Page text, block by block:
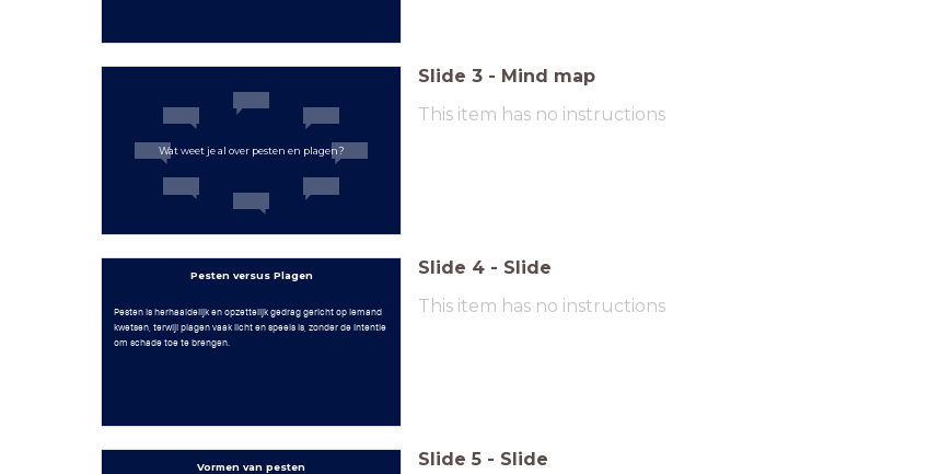
Wat weet je al over pesten en plagen?
Slide 3 - Mind map
This item has no instructions
Pesten versus Plagen
Pesten is herhaaldelijk en opzettelijk gedrag gericht op iemand
kwetsen, terwijl plagen vaak licht en speels is, zonder de intentie
om schade toe te brengen.
Slide 4 - Slide
This item has no instructions
Vormen van pesten Slide 5 - Slide